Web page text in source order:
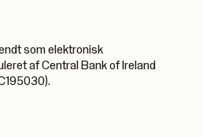
som elektronisk
af Central Bank of Ireland